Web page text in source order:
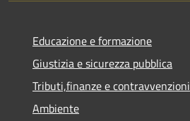
Educazione e formazione
Giustizia e sicurezza pubblica
Tributi,finanze e contravvenzioni
Ambiente